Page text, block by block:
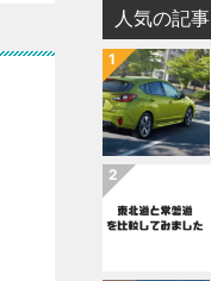
人気の記事